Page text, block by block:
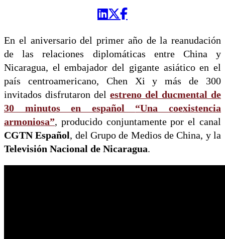
En el aniversario del primer año de la reanudación
de las relaciones diplomáticas entre China y
Nicaragua, el embajador del gigante asiático en el
país centroamericano, Chen Xi y más de 300
invitados disfrutaron del estreno del ducmental de
30 minutos en español “Una coexistencia
armoniosa”, producido conjuntamente por el canal
CGTN Español, del Grupo de Medios de China, y la
Televisión Nacional de Nicaragua.